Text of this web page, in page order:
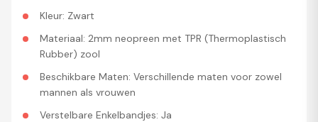
Kleur: Zwart
Materiaal: 2mm neopreen met TPR (Thermoplastisch
Rubber) zool
Beschikbare Maten: Verschillende maten voor zowel
mannen als vrouwen
Verstelbare Enkelbandjes: Ja